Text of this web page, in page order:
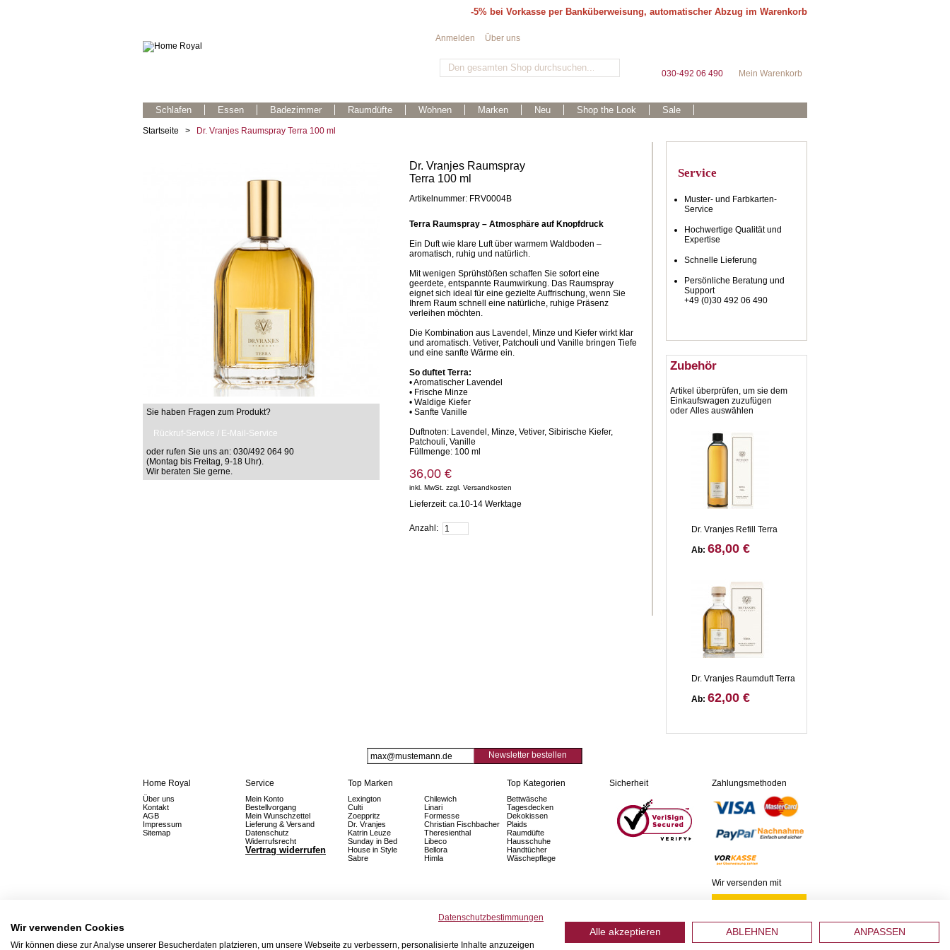
-5% bei Vorkasse per Banküberweisung, automatischer Abzug im Warenkorb
Mein Warenkorb
030-492 06 490
Schlafen Essen Badezimmer Raumdüfte Wohnen Marken Neu Shop the Look Sale
Anmelden Über uns
Startseite > Dr. Vranjes Raumspray Terra 100 ml
Sie haben Fragen zum Produkt?
Rückruf-Service / E-Mail-Service
oder rufen Sie uns an: 030/492 064 90
(Montag bis Freitag, 9-18 Uhr).
Wir beraten Sie gerne.
Dr. Vranjes Raumspray
Terra 100 ml
Artikelnummer: FRV0004B
Terra Raumspray – Atmosphäre auf Knopfdruck
Ein Duft wie klare Luft über warmem Waldboden –
aromatisch, ruhig und natürlich.
Mit wenigen Sprühstößen schaffen Sie sofort eine
geerdete, entspannte Raumwirkung. Das Raumspray
eignet sich ideal für eine gezielte Auffrischung, wenn Sie
Ihrem Raum schnell eine natürliche, ruhige Präsenz
verleihen möchten.
Die Kombination aus Lavendel, Minze und Kiefer wirkt klar
und aromatisch. Vetiver, Patchouli und Vanille bringen Tiefe
und eine sanfte Wärme ein.
So duftet Terra:
• Aromatischer Lavendel
• Frische Minze
• Waldige Kiefer
• Sanfte Vanille
Duftnoten: Lavendel, Minze, Vetiver, Sibirische Kiefer,
Patchouli, Vanille
Füllmenge: 100 ml
36,00 €
inkl. MwSt. zzgl. Versandkosten
Lieferzeit: ca.10-14 Werktage
Anzahl:
Service
Muster- und Farbkarten-
Service
Hochwertige Qualität und
Expertise
Schnelle Lieferung
Persönliche Beratung und
Support
+49 (0)30 492 06 490
Zubehör
Artikel überprüfen, um sie dem
Einkaufswagen zuzufügen
oder Alles auswählen
Dr. Vranjes Refill Terra
Ab: 68,00 €
Dr. Vranjes Raumduft Terra
Ab: 62,00 €
Newsletter bestellen
Home Royal
Über uns
Kontakt
AGB
Impressum
Sitemap
Service
Mein Konto
Bestellvorgang
Mein Wunschzettel
Lieferung & Versand
Datenschutz
Widerrufsrecht
Vertrag widerrufen
Top Marken
Lexington
Chilewich
Culti
Linari
Zoeppritz
Formesse
Dr. Vranjes
Christian Fischbacher
Katrin Leuze
Theresienthal
Sunday in Bed
Libeco
House in Style
Bellora
Sabre
Himla
Top Kategorien
Bettwäsche
Tagesdecken
Dekokissen
Plaids
Raumdüfte
Hausschuhe
Handtücher
Wäschepflege
Sicherheit Zahlungsmethoden
Wir versenden mit
Datenschutzbestimmungen
Wir verwenden Cookies
Wir können diese zur Analyse unserer Besucherdaten platzieren, um unsere Webseite zu verbessern, personalisierte Inhalte anzuzeigen
Alle akzeptieren ABLEHNEN ANPASSEN